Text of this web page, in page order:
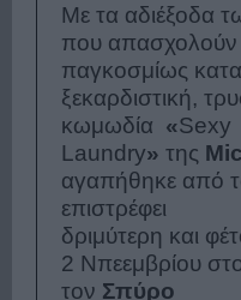
Με τα αδιέξοδα
που απασχολούν
παγκοσμίως
ξεκαρδιστική,
κωμωδία «Sexy
Laundry» της
αγαπήθηκε από
επιστρέφει
δριμύτερη και
2 Νπεεμβρίου
τον Σπύρο